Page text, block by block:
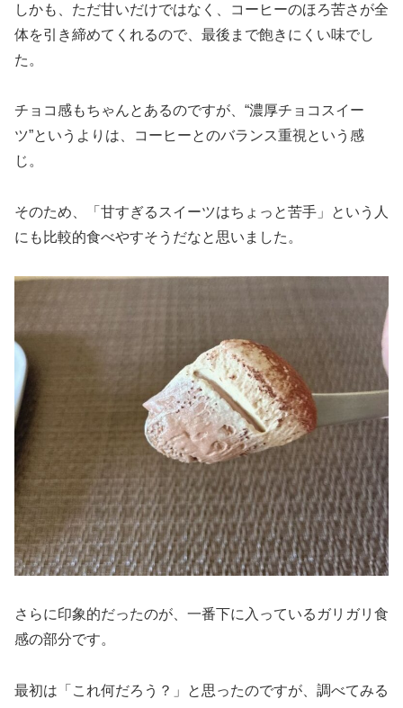
しかも、ただ甘いだけではなく、コーヒーのほろ苦さが全
体を引き締めてくれるので、最後まで飽きにくい味でし
た。
チョコ感もちゃんとあるのですが、“濃厚チョコスイー
ツ”というよりは、コーヒーとのバランス重視という感
じ。
そのため、「甘すぎるスイーツはちょっと苦手」という人
にも比較的食べやすそうだなと思いました。
さらに印象的だったのが、一番下に入っているガリガリ食
感の部分です。
最初は「これ何だろう？」と思ったのですが、調べてみる